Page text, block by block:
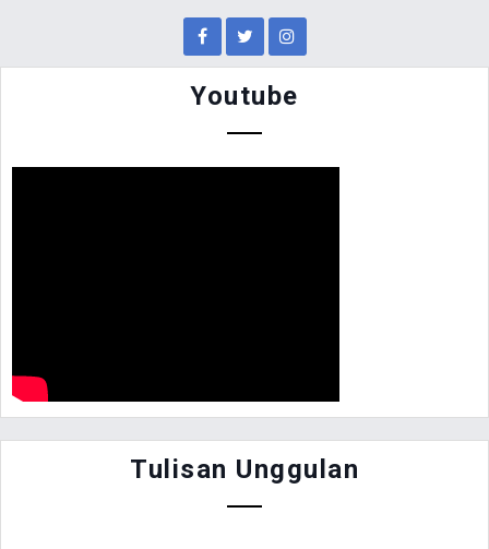
Youtube
Tulisan Unggulan